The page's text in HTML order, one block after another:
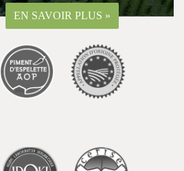
EN SAVOIR PLUS »